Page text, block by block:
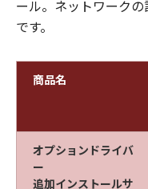
ール。ネットワーク
です。
商品名
オプションドライバ
ー
追加インストールサ